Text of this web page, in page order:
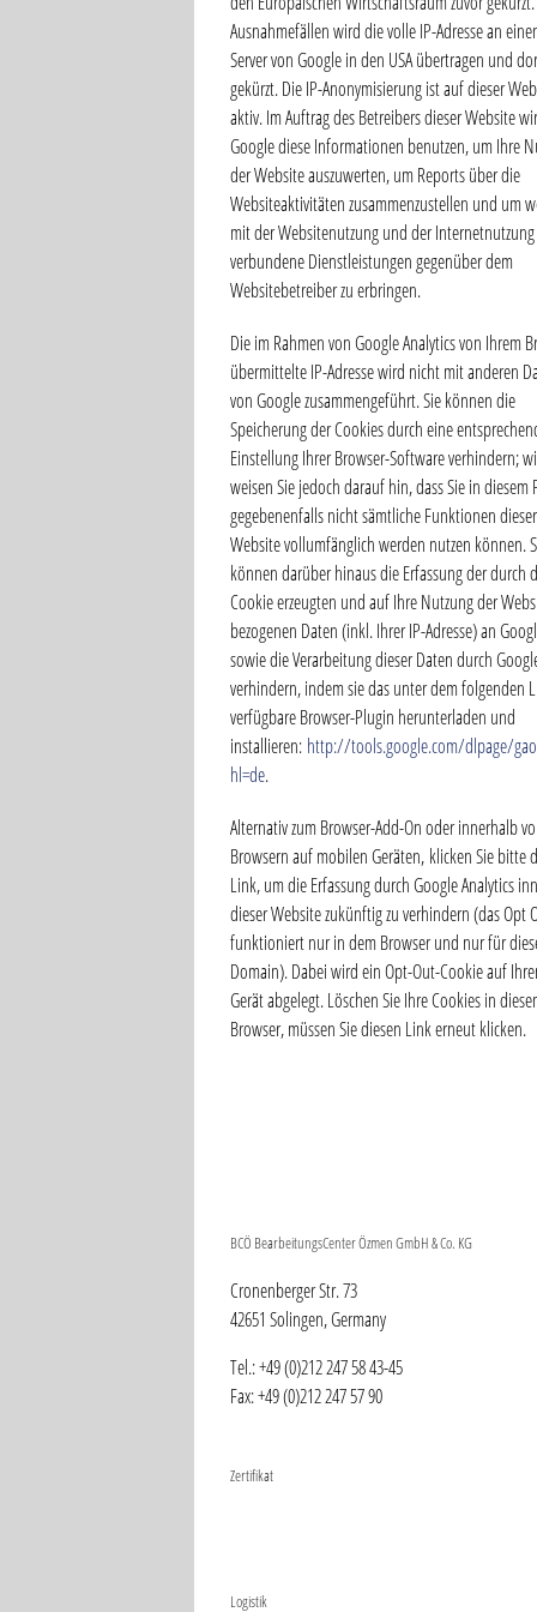
Ausnahmefällen wird die volle IP-Adresse an
Server von Google in den USA übertragen und
gekürzt. Die IP-Anonymisierung ist auf dieser
aktiv. Im Auftrag des Betreibers dieser Website
Google diese Informationen benutzen, um Ihre
der Website auszuwerten, um Reports über die
Websiteaktivitäten zusammenzustellen und um
mit der Websitenutzung und der Internetnutzung
verbundene Dienstleistungen gegenüber dem
Websitebetreiber zu erbringen.
Die im Rahmen von Google Analytics von Ihrem
übermittelte IP-Adresse wird nicht mit anderen
von Google zusammengeführt. Sie können die
Speicherung der Cookies durch eine
Einstellung Ihrer Browser-Software verhindern;
weisen Sie jedoch darauf hin, dass Sie in diesem
gegebenenfalls nicht sämtliche Funktionen dieser
Website vollumfänglich werden nutzen können.
können darüber hinaus die Erfassung der durch
Cookie erzeugten und auf Ihre Nutzung der
bezogenen Daten (inkl. Ihrer IP-Adresse) an
sowie die Verarbeitung dieser Daten durch
verhindern, indem sie das unter dem folgenden
verfügbare Browser-Plugin herunterladen und
installieren: http://tools.google.com/dlpage/
hl=de.
Alternativ zum Browser-Add-On oder innerhalb
Browsern auf mobilen Geräten, klicken Sie bitte
Link, um die Erfassung durch Google Analytics
dieser Website zukünftig zu verhindern (das Opt
funktioniert nur in dem Browser und nur für
Domain). Dabei wird ein Opt-Out-Cookie auf
Gerät abgelegt. Löschen Sie Ihre Cookies in
Browser, müssen Sie diesen Link erneut klicken.
BCÖ BearbeitungsCenter Özmen GmbH & Co. KG
Cronenberger Str. 73
42651 Solingen, Germany
Tel.: +49 (0)212 247 58 43-45
Fax: +49 (0)212 247 57 90
Zertifikat
Logistik